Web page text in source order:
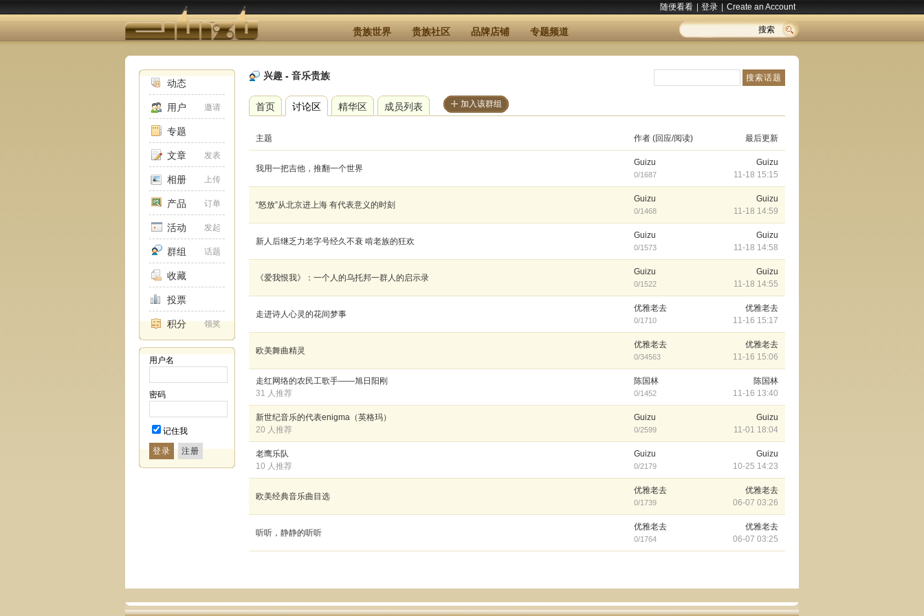
搜索
随便看看 登录 Create an Account
贵族世界 贵族社区 品牌店铺 专题频道
动态
用户 邀请
专题
文章 发表
相册 上传
产品 订单
活动 发起
群组 话题
收藏
投票
积分 领奖
用户名
密码
记住我
登录
兴趣 - 音乐贵族
首页 讨论区 精华区 成员列表 加入该群组
主题 作者 (回应/阅读) 最后更新
我用一把吉他，推翻一个世界
Guizu
0/1687
Guizu
11-18 15:15
“怒放”从北京进上海 有代表意义的时刻
Guizu
0/1468
Guizu
11-18 14:59
新人后继乏力老字号经久不衰 啃老族的狂欢
Guizu
0/1573
Guizu
11-18 14:58
《爱我恨我》：一个人的乌托邦一群人的启示录
Guizu
0/1522
Guizu
11-18 14:55
走进诗人心灵的花间梦事
优雅老去
0/1710
优雅老去
11-16 15:17
欧美舞曲精灵
优雅老去
0/34563
优雅老去
11-16 15:06
走红网络的农民工歌手——旭日阳刚
31 人推荐
陈国林
0/1452
陈国林
11-16 13:40
新世纪音乐的代表enigma（英格玛）
20 人推荐
Guizu
0/2599
Guizu
11-01 18:04
老鹰乐队
10 人推荐
Guizu
0/2179
Guizu
10-25 14:23
欧美经典音乐曲目选
优雅老去
0/1739
优雅老去
06-07 03:26
听听，静静的听听
优雅老去
0/1764
优雅老去
06-07 03:25